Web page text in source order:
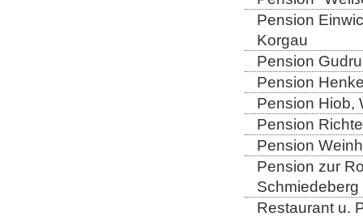
Pension
Korgau
Pension
Pension
Pension Hiob,
Pension
Pension
Pension zur
Schmiedeberg
Restaurant u.